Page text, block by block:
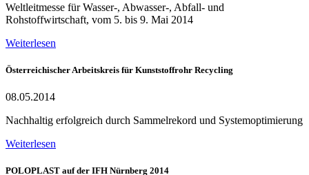
Weltleitmesse für Wasser-, Abwasser-, Abfall- und
Rohstoffwirtschaft, vom 5. bis 9. Mai 2014
Weiterlesen
Österreichischer Arbeitskreis für Kunststoffrohr Recycling
08.05.2014
Nachhaltig erfolgreich durch Sammelrekord und Systemoptimierung
Weiterlesen
POLOPLAST auf der IFH Nürnberg 2014